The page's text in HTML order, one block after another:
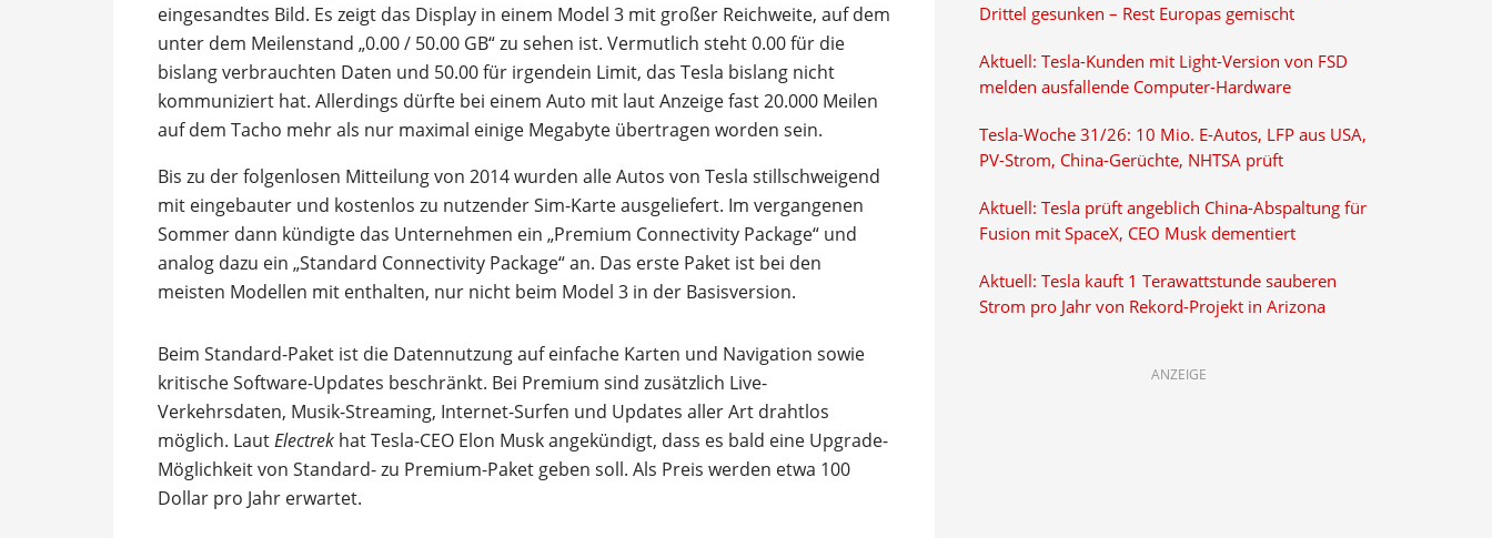
eingesandtes Bild. Es zeigt das Display in einem Model 3 mit großer Reichweite, auf dem
unter dem Meilenstand „0.00 / 50.00 GB“ zu sehen ist. Vermutlich steht 0.00 für die
bislang verbrauchten Daten und 50.00 für irgendein Limit, das Tesla bislang nicht
kommuniziert hat. Allerdings dürfte bei einem Auto mit laut Anzeige fast 20.000 Meilen
auf dem Tacho mehr als nur maximal einige Megabyte übertragen worden sein.
Bis zu der folgenlosen Mitteilung von 2014 wurden alle Autos von Tesla stillschweigend
mit eingebauter und kostenlos zu nutzender Sim-Karte ausgeliefert. Im vergangenen
Sommer dann kündigte das Unternehmen ein „Premium Connectivity Package“ und
analog dazu ein „Standard Connectivity Package“ an. Das erste Paket ist bei den
meisten Modellen mit enthalten, nur nicht beim Model 3 in der Basisversion.
Beim Standard-Paket ist die Datennutzung auf einfache Karten und Navigation sowie
kritische Software-Updates beschränkt. Bei Premium sind zusätzlich Live-
Verkehrsdaten, Musik-Streaming, Internet-Surfen und Updates aller Art drahtlos
möglich. LautElectrek hat Tesla-CEO Elon Musk angekündigt, dass es bald eine Upgrade-
Möglichkeit von Standard- zu Premium-Paket geben soll. Als Preis werden etwa 100
Dollar pro Jahr erwartet.
Drittel gesunken – Rest Europas gemischt
Aktuell: Tesla-Kunden mit Light-Version von FSD
melden ausfallende Computer-Hardware
Tesla-Woche 31/26: 10 Mio. E-Autos, LFP aus USA,
PV-Strom, China-Gerüchte, NHTSA prüft
Aktuell: Tesla prüft angeblich China-Abspaltung für
Fusion mit SpaceX, CEO Musk dementiert
Aktuell: Tesla kauft 1 Terawattstunde sauberen
Strom pro Jahr von Rekord-Projekt in Arizona
ANZEIGE